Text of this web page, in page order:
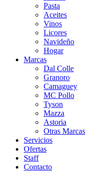
Pasta
Aceites
Vinos
Licores
Navideño
Hogar
Marcas
Dal Colle
Granoro
Camaguey
MC Pollo
Tyson
Mazza
Astoria
Otras Marcas
Servicios
Ofertas
Staff
Contacto